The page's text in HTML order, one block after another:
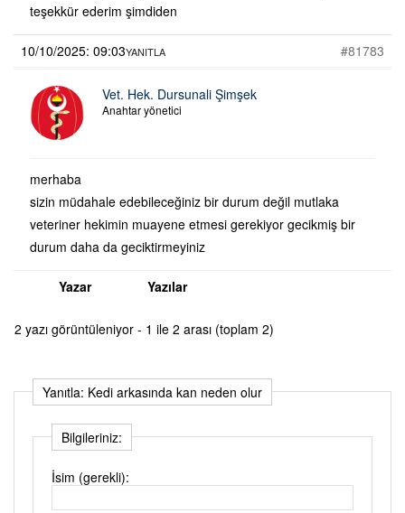
teşekkür ederim şimdiden
10/10/2025: 09:03 #81783
YANITLA
Vet. Hek. Dursunali Şimşek
Anahtar yönetici
merhaba
sizin müdahale edebileceğiniz bir durum değil mutlaka
veteriner hekimin muayene etmesi gerekiyor gecikmiş bir
durum daha da geciktirmeyiniz
Yazar Yazılar
2 yazı görüntüleniyor - 1 ile 2 arası (toplam 2)
Yanıtla: Kedi arkasında kan neden olur
Bilgileriniz:
İsim (gerekli):